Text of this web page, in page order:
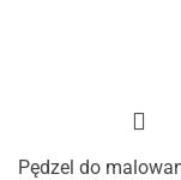
Pędzel do